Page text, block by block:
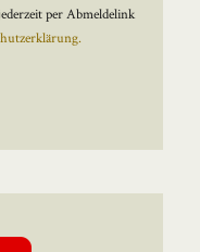
per Abmeldelink